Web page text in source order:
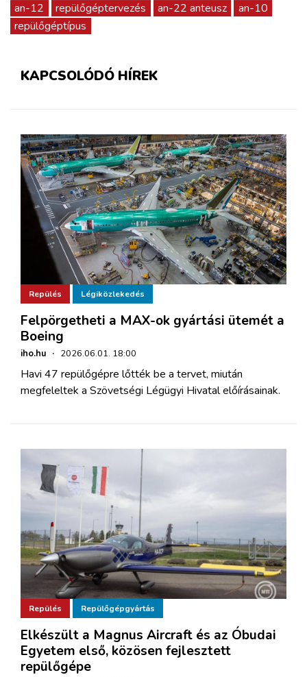
an-12
repülőgéptervezés an-22 anteusz
an-10
repülőgéptípus
KAPCSOLÓDÓ HÍREK
Repülés Légiközlekedés
Felpörgetheti a MAX-ok gyártási ütemét a
Boeing
iho.hu · 2026.06.01. 18:00
Havi 47 repülőgépre lőtték be a tervet, miután
megfeleltek a Szövetségi Légügyi Hivatal előírásainak.
Repülés Repülőgépgyártás
Elkészült a Magnus Aircraft és az Óbudai
Egyetem első, közösen fejlesztett
repülőgépe